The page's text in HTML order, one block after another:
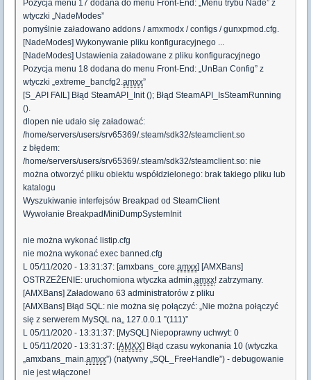
Pozycja menu 17 dodana do menu Front-End: „Menu trybu Nade” z
wtyczki „NadeModes”
pomyślnie załadowano addons / amxmodx / configs / gunxpmod.cfg.
[NadeModes] Wykonywanie pliku konfiguracyjnego ...
[NadeModes] Ustawienia załadowane z pliku konfiguracyjnego
Pozycja menu 18 dodana do menu Front-End: „UnBan Config” z
wtyczki „extreme_bancfg2.amxx”
[S_API FAIL] Błąd SteamAPI_Init (); Błąd SteamAPI_IsSteamRunning
().
dlopen nie udało się załadować:
/home/servers/users/srv65369/.steam/sdk32/steamclient.so
z błędem:
/home/servers/users/srv65369/.steam/sdk32/steamclient.so: nie
można otworzyć pliku obiektu współdzielonego: brak takiego pliku lub
katalogu
Wyszukiwanie interfejsów Breakpad od SteamClient
Wywołanie BreakpadMiniDumpSystemInit
nie można wykonać listip.cfg
nie można wykonać exec banned.cfg
L 05/11/2020 - 13:31:37: [amxbans_core.amxx] [AMXBans]
OSTRZEŻENIE: uruchomiona wtyczka admin.amxx! zatrzymany.
[AMXBans] Załadowano 63 administratorów z pliku
[AMXBans] Błąd SQL: nie można się połączyć: „Nie można połączyć
się z serwerem MySQL na„ 127.0.0.1 ”(111)”
L 05/11/2020 - 13:31:37: [MySQL] Niepoprawny uchwyt: 0
L 05/11/2020 - 13:31:37: [AMXX] Błąd czasu wykonania 10 (wtyczka
„amxbans_main.amxx”) (natywny „SQL_FreeHandle”) - debugowanie
nie jest włączone!